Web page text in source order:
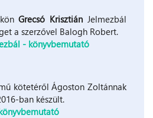
Grecsó Krisztián Jelmezbál
a szerzővel Balogh Robert.
- könyvbemutató
kötetéről Ágoston Zoltánnak
ban készült.